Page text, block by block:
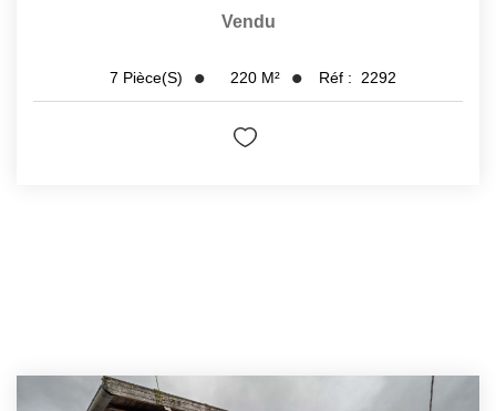
Vendu
7 Pièce(s) 220 M² Réf : 2292